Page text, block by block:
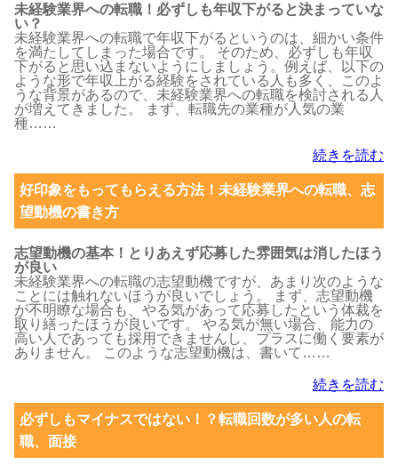
未経験業界への転職！必ずしも年収下がると決まっていな
い？
未経験業界への転職で年収下がるというのは、細かい条件
を満たしてしまった場合です。 そのため、必ずしも年収
下がると思い込まないようにしましょう。例えば、以下の
ような形で年収上がる経験をされている人も多く、このよ
うな背景があるので、未経験業界への転職を検討される人
が増えてきました。 まず、転職先の業種が人気の業
種……
続きを読む
好印象をもってもらえる方法！未経験業界への転職、志
望動機の書き方
志望動機の基本！とりあえず応募した雰囲気は消したほう
が良い
未経験業界への転職の志望動機ですが、あまり次のような
ことには触れないほうが良いでしょう。 まず、志望動機
が不明瞭な場合も、やる気があって応募したという体裁を
取り繕ったほうが良いです。 やる気が無い場合、能力の
高い人であっても採用できませんし、プラスに働く要素が
ありません。 このような志望動機は、書いて……
続きを読む
必ずしもマイナスではない！？転職回数が多い人の転
職、面接